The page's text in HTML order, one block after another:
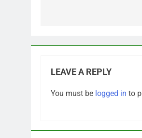
LEAVE A REPLY
You must be logged in to